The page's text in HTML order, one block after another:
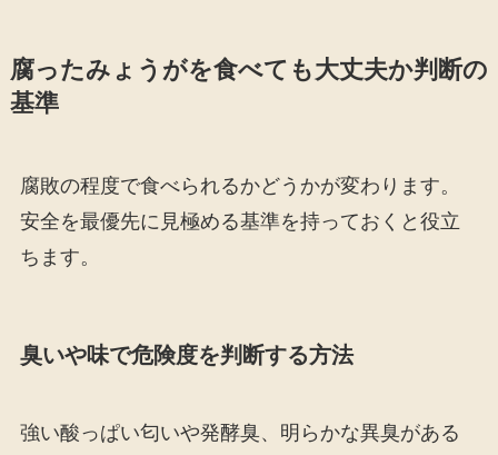
腐ったみょうがを食べても大丈夫か判断の
基準
腐敗の程度で食べられるかどうかが変わります。
安全を最優先に見極める基準を持っておくと役立
ちます。
臭いや味で危険度を判断する方法
強い酸っぱい匂いや発酵臭、明らかな異臭がある